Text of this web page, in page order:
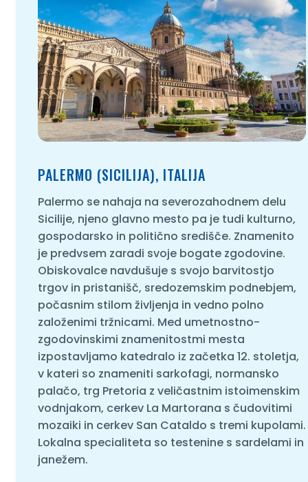
PALERMO (SICILIJA), ITALIJA
Palermo se nahaja na severozahodnem delu
Sicilije, njeno glavno mesto pa je tudi kulturno,
gospodarsko in politično središče. Znamenito
je predvsem zaradi svoje bogate zgodovine.
Obiskovalce navdušuje s svojo barvitostjo
trgov in pristanišč, sredozemskim podnebjem,
počasnim stilom življenja in vedno polno
založenimi tržnicami. Med umetnostno-
zgodovinskimi znamenitostmi mesta
izpostavljamo katedralo iz začetka 12. stoletja,
v kateri so znameniti sarkofagi, normansko
palačo, trg Pretoria z veličastnim istoimenskim
vodnjakom, cerkev La Martorana s čudovitimi
mozaiki in cerkev San Cataldo s tremi kupolami.
Lokalna specialiteta so testenine s sardelami in
janežem.